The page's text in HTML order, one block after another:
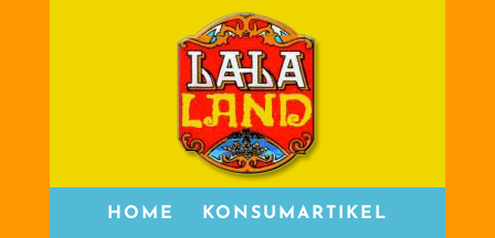
HOME KONSUMARTIKEL